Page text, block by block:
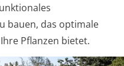
bauen, das optimale
Pflanzen bietet.